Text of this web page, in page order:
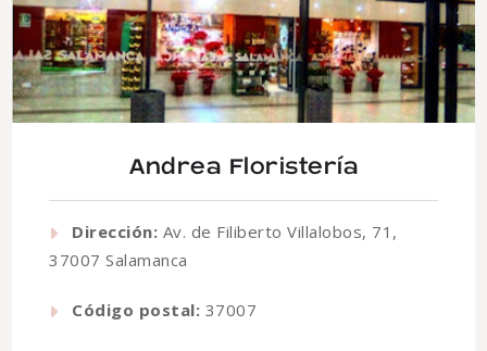
Andrea Floristería
Dirección: Av. de Filiberto Villalobos, 71,
37007 Salamanca
Código postal: 37007